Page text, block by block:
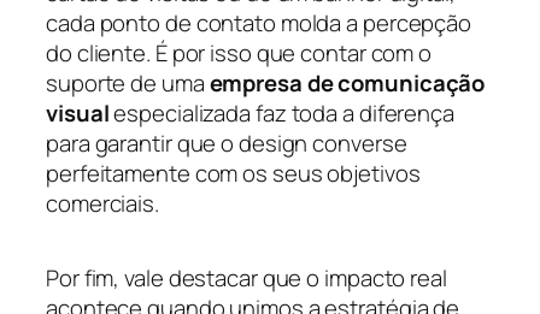
cada ponto de contato molda a percepção
do cliente. É por isso que contar com o
suporte de umaempresa de comunicação
visualespecializada faz toda a diferença
para garantir que o design converse
perfeitamente com os seus objetivos
comerciais.
Por fim, vale destacar que o impacto real
acontece quando unimos a estratégia de